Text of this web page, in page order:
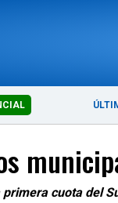
primera cuota del